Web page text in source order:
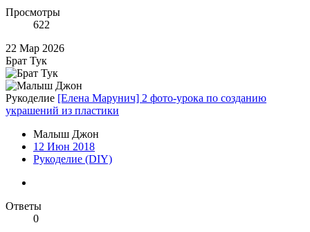
Просмотры
622
22 Мар 2026
Брат Тук
Рукоделие [Елена Марунич] 2 фото-урока по созданию
украшений из пластики
Малыш Джон
12 Июн 2018
Рукоделие (DIY)
Ответы
0